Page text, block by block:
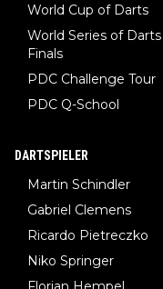
World Cup of Darts
World Series of Darts
Finals
PDC Challenge Tour
PDC Q-School
DARTSPIELER
Martin Schindler
Gabriel Clemens
Ricardo Pietreczko
Niko Springer